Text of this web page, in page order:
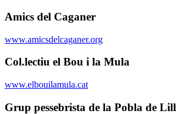
Amics del Caganer
www.amicsdelcaganer.org
Col.lectiu el Bou i la Mula
www.elbouilamula.cat
Grup pessebrista de la Pobla de